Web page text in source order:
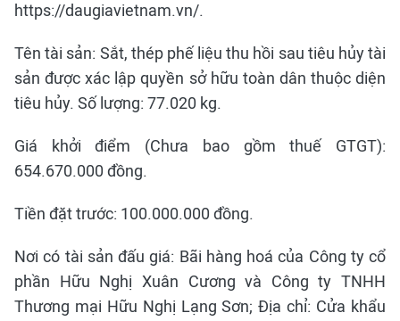
https://daugiavietnam.vn/.
Tên tài sản: Sắt, thép phế liệu thu hồi sau tiêu hủy tài
sản được xác lập quyền sở hữu toàn dân thuộc diện
tiêu hủy. Số lượng: 77.020 kg.
Giá khởi điểm (Chưa bao gồm thuế GTGT):
654.670.000 đồng.
Tiền đặt trước: 100.000.000 đồng.
Nơi có tài sản đấu giá: Bãi hàng hoá của Công ty cổ
phần Hữu Nghị Xuân Cương và Công ty TNHH
Thương mại Hữu Nghị Lạng Sơn; Địa chỉ: Cửa khẩu